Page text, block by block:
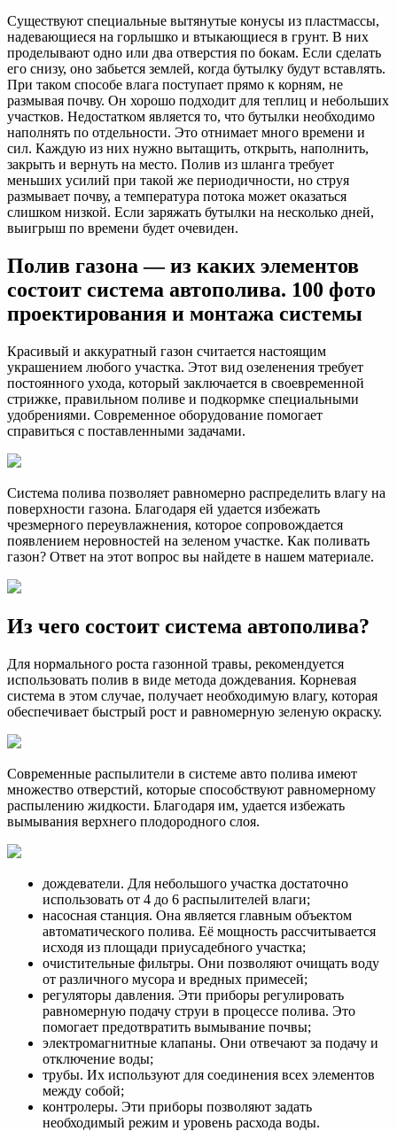
Существуют специальные вытянутые конусы из пластмассы,
надевающиеся на горлышко и втыкающиеся в грунт. В них
проделывают одно или два отверстия по бокам. Если сделать
его снизу, оно забьется землей, когда бутылку будут вставлять.
При таком способе влага поступает прямо к корням, не
размывая почву. Он хорошо подходит для теплиц и небольших
участков. Недостатком является то, что бутылки необходимо
наполнять по отдельности. Это отнимает много времени и
сил. Каждую из них нужно вытащить, открыть, наполнить,
закрыть и вернуть на место. Полив из шланга требует
меньших усилий при такой же периодичности, но струя
размывает почву, а температура потока может оказаться
слишком низкой. Если заряжать бутылки на несколько дней,
выигрыш по времени будет очевиден.
Полив газона — из каких элементов
состоит система автополива. 100 фото
проектирования и монтажа системы
Красивый и аккуратный газон считается настоящим
украшением любого участка. Этот вид озеленения требует
постоянного ухода, который заключается в своевременной
стрижке, правильном поливе и подкормке специальными
удобрениями. Современное оборудование помогает
справиться с поставленными задачами.
Система полива позволяет равномерно распределить влагу на
поверхности газона. Благодаря ей удается избежать
чрезмерного переувлажнения, которое сопровождается
появлением неровностей на зеленом участке. Как поливать
газон? Ответ на этот вопрос вы найдете в нашем материале.
Из чего состоит система автополива?
Для нормального роста газонной травы, рекомендуется
использовать полив в виде метода дождевания. Корневая
система в этом случае, получает необходимую влагу, которая
обеспечивает быстрый рост и равномерную зеленую окраску.
Современные распылители в системе авто полива имеют
множество отверстий, которые способствуют равномерному
распылению жидкости. Благодаря им, удается избежать
вымывания верхнего плодородного слоя.
дождеватели. Для небольшого участка достаточно
использовать от 4 до 6 распылителей влаги;
насосная станция. Она является главным объектом
автоматического полива. Её мощность рассчитывается
исходя из площади приусадебного участка;
очистительные фильтры. Они позволяют очищать воду
от различного мусора и вредных примесей;
регуляторы давления. Эти приборы регулировать
равномерную подачу струи в процессе полива. Это
помогает предотвратить вымывание почвы;
электромагнитные клапаны. Они отвечают за подачу и
отключение воды;
трубы. Их используют для соединения всех элементов
между собой;
контролеры. Эти приборы позволяют задать
необходимый режим и уровень расхода воды.